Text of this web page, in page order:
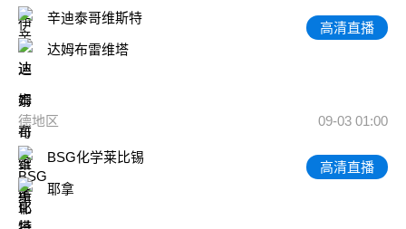
辛迪泰哥维斯特
达姆布雷维塔
高清直播
德地区 09-03 01:00
BSG化学莱比锡
耶拿
高清直播